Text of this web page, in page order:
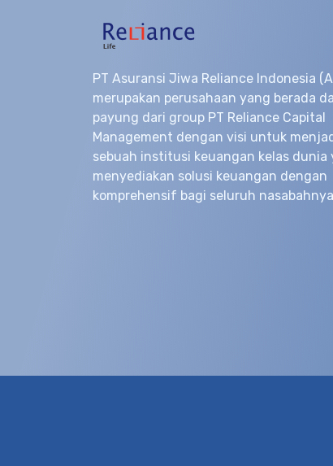
PT Asuransi Jiwa Reliance Indonesia
merupakan perusahaan yang berada
payung dari group PT Reliance Capital
Management dengan visi untuk
sebuah institusi keuangan kelas dunia
menyediakan solusi keuangan dengan
komprehensif bagi seluruh nasabahnya